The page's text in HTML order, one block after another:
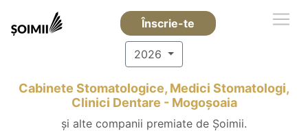
Înscrie-te
2026
Cabinete Stomatologice, Medici Stomatologi,
Clinici Dentare - Mogoşoaia
și alte companii premiate de Șoimii.